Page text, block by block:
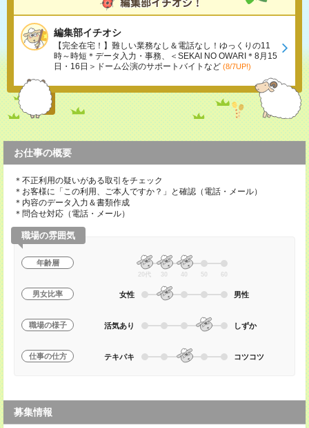
編集部イチオシ
【完全在宅！】難しい業務なし＆電話なし！ゆっくりの11
時～時短＊データ入力・事務、＜SEKAI NO OWARI＊8月15
日・16日＞ドーム公演のサポートバイトなど (8/7UP!)
お仕事の概要
＊不正利用の疑いがある取引をチェック
＊お客様に「この利用、ご本人ですか？」と確認（電話・メール）
＊内容のデータ入力＆書類作成
＊問合せ対応（電話・メール）
職場の雰囲気
年齢層
20代 30 40 50 60
男女比率 女性 男性
職場の様子 活気あり しずか
仕事の仕方 テキパキ コツコツ
募集情報